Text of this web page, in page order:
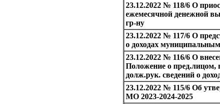
23.12.2022 № 118/6 О
ежемесячной денежной
гр-ну
23.12.2022 № 117/6 О
о доходах
23.12.2022 № 116/6 О
Положение о пред.лицом,
долж.рук. сведений о
23.12.2022 № 115/6 Об
МО 2023-2024-2025